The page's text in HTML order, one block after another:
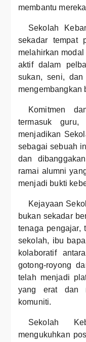
membantu
Sekolah
sekadar tempat
melahirkan
aktif dalam
sukan, seni, dan
mengembangkan
Komitmen
termasuk
menjadikan
sebagai sebuah
dan
ramai alumni
menjadi bukti
Kejayaan
bukan sekadar
tenaga pengajar,
sekolah, ibu
kolaboratif
gotong-royong
telah menjadi
yang erat dan
komuniti.
Sekolah
mengukuhkan